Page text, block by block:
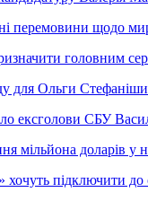
перемовини щодо
головним
для Ольги
ексголови СБУ
мільйона доларів у
підключити до